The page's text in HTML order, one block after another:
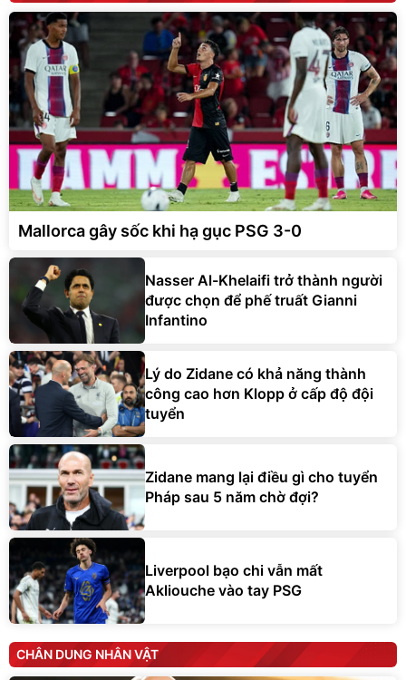
Mallorca gây sốc khi hạ gục PSG 3-0
Nasser Al-Khelaifi trở thành người
được chọn để phế truất Gianni
Infantino
Lý do Zidane có khả năng thành
công cao hơn Klopp ở cấp độ đội
tuyển
Zidane mang lại điều gì cho tuyển
Pháp sau 5 năm chờ đợi?
Liverpool bạo chi vẫn mất
Akliouche vào tay PSG
CHÂN DUNG NHÂN VẬT